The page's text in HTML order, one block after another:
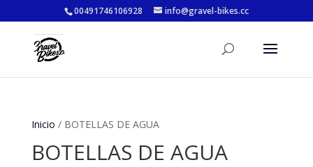
00491746106928 info@gravel-bikes.cc
Inicio / BOTELLAS DE AGUA
BOTELLAS DE AGUA